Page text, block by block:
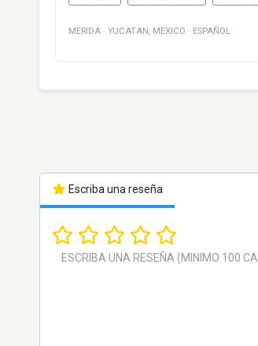
MERIDA · YUCATAN , MEXICO · ESPAÑOL
Escriba una reseña